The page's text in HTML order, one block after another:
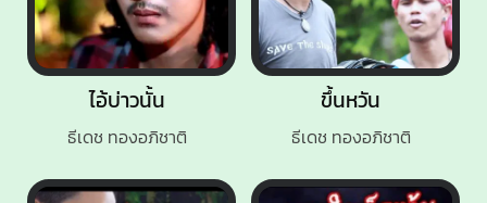
ไอ้บ่าวนั้น
ธีเดช ทองอภิชาติ
ขึ้นหวัน
ธีเดช ทองอภิชาติ